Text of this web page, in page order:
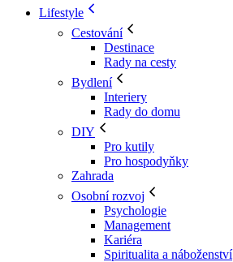
Lifestyle
Cestování
Destinace
Rady na cesty
Bydlení
Interiery
Rady do domu
DIY
Pro kutily
Pro hospodyňky
Zahrada
Osobní rozvoj
Psychologie
Management
Kariéra
Spiritualita a náboženství